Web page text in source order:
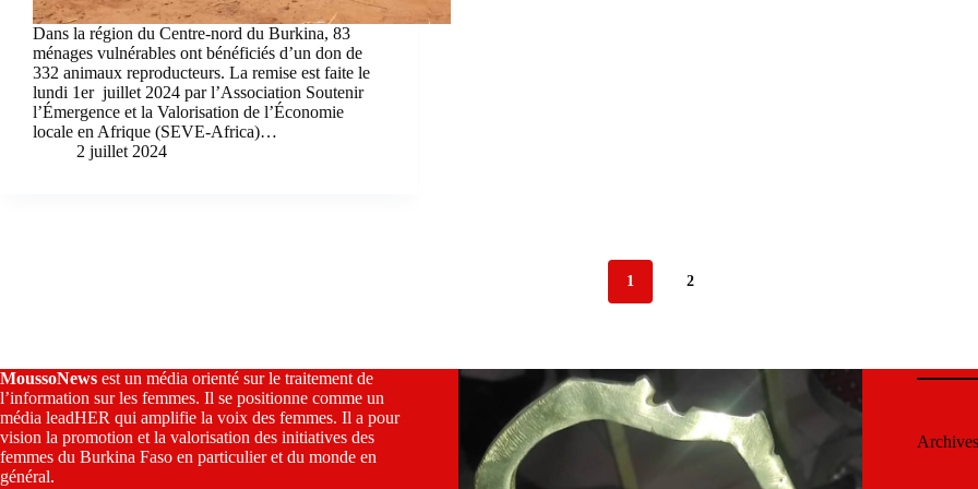
Dans la région du Centre-nord du Burkina, 83
ménages vulnérables ont bénéficiés d’un don de
332 animaux reproducteurs. La remise est faite le
lundi 1er juillet 2024 par l’Association Soutenir
l’Émergence et la Valorisation de l’Économie
locale en Afrique (SEVE-Africa)…
2 juillet 2024
1 2
MoussoNews est un média orienté sur le traitement de
l’information sur les femmes. Il se positionne comme un
média leadHER qui amplifie la voix des femmes. Il a pour
vision la promotion et la valorisation des initiatives des
femmes du Burkina Faso en particulier et du monde en
général.
Archives